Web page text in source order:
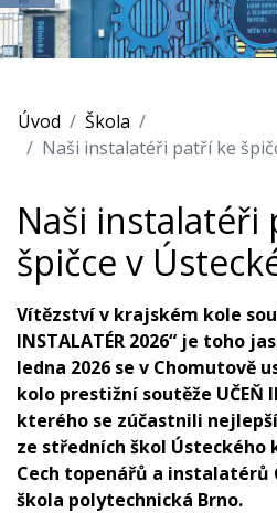
Úvod
Škola
Naši instalatéři patří ke
Naši instalatéři
špičce v
Vítězství v krajském kole
INSTALATÉR 2026“ je toho
ledna 2026 se v Chomutově
kolo prestižní soutěže UČEŇ
kterého se zúčastnili
ze středních škol Ústeckého
Cech topenářů a instalatérů
škola polytechnická Brno.